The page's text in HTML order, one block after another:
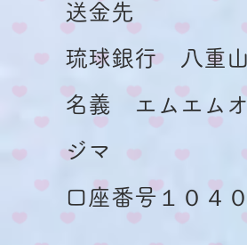
送金先
琉球銀行 八重
名義 エムエム
ジマ
​口座番号 １０４